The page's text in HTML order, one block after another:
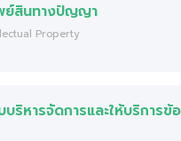
ย์สินทางปัญญา
Property
บริหารจัดการและให้บริการ